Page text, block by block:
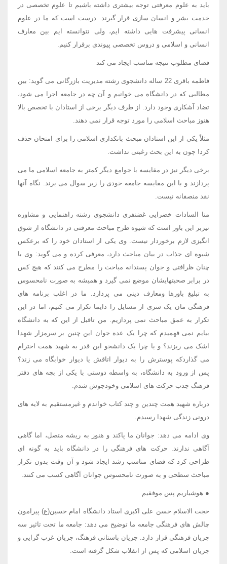
باید به علوم معرفتی توجه بیشتری داشته باشیم تا علوم تخصصی در
خدمت بشر و انسان سازی قرار گیرند. درست است که ما در علوم
انسانی پیشرفت هایی داشته ایم، ولی نتوانسته ایم بین معارف
انسانی و اسلامی و دروس تخصصی پیوندی برقرار کنیم.
فضای مطلوب نتیجه مناسب ایجاد می کند
فاطمه باقری 22 ساله دانشجوی رشته مدیریت بازرگانی می گوید: بین
مطالبی که در دانشگاه می خوانیم و آن چه در جامعه اجرا می شود،
تضاد آشکاری وجود دارد. از طرف دیگر برخی از استادان با تخصص بالا
هنوز مباحث اسلامی را مورد توجه قرار نمی دهند.
مثلاً یکی از این استادان مبحث بانکداری اسلامی را برای امتحان حذف
کرد! چون به این بحث رغبتی نداشت.
برخی دیگر نیز در مقایسه با جوامع دیگر کمتر به جامعه اسلامی ما می
پردازند و با این مقایسه جامعه خودی را زیر سوال می برند. نگاه آنها
نقد منصفانه نیست.
منا السادات خضرایی غضنفری دانشجوی رشته راهنمایی و مشاوره
نیزبر این باور است که شیوه طرح مباحث معرفتی در دانشگاه از شوق
انگیزی لازم برخوردار نیست. وی یکی از استادان خود را که برعکس
شیوه ای جذاب در بیان مباحث دارد، معرفی کرده و می گوید: وی با
چنان ظرافتی و جوان پسندانه مباحث را مطرح می کنند که هیچ کس
در برابر صحبتهایشان موضع نمی گیرد و همیشه به صورت نامحسوس
به تبلیغ باورها ومعارف دینی می پردازد. ما در اغلب برنامه های
فرهنگی مان یک سری از مسایل را دایما تکرار می کنیم، اما در این
تکرار به عمق مباحث نمی پردازیم. من تاقبل از این که به دانشگاه
بیایم نمی فهمیدم که چرا یک عده جوان این چنین بر سرمزار شهدا
اشک می ریزند؟ و یا چرا یک دانشجو این قدر به شهید همت احترام
می گذاردکه پوسترش را به دیوار اتاقش یا دیوار خوابگاه می زند؟
پس از ورود به دانشگاه، به واسطه دوستی با یکی از بچه های دفتر
فرهنگ جذب حرکت های اسلامی وخودجوش شدم.
درباره شهید همت چندین و چند کتاب خواندم و غیرمستقیم به لایه های
درونی زندگی شهدا رسیدم.
وی ادامه می دهد: جوانان ما پاکند و هنوز به ریشه متصل، اما گاهی
آگاهی ندارند. حرکت های فرهنگی را در دانشگاه باید به گونه ای
طراحی کرد که فضای مناسب رشد ایجاد شود و آن وقت بدون تکرار
مباحث سطحی و به صورت نامحسوس جوانان آگاهی کسب می کنند.
● هوشیاریم پس موفقیم
حجت الاسلام حسن علی اکبری استاد دانشگاه امام حسین(ع) پیرامون
چالش های فرهنگی جامعه ما توضیح می دهد: جامعه ما تحت تاثیر سه
جریان فرهنگی قرار دارد. جریان باستانی فرهنگ، جریان غرب گرایی و
جریان اسلامی که پس از انقلاب شکل گرفته است.